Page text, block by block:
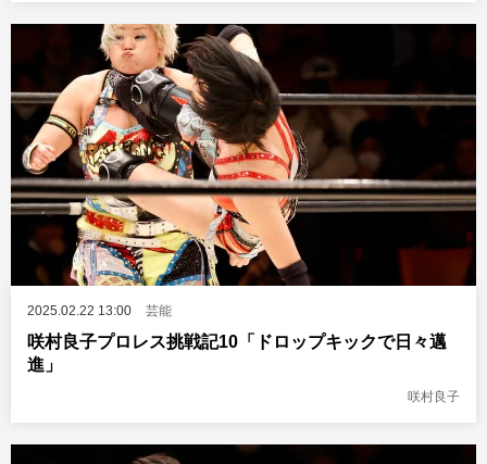
2025.02.22 13:00 芸能
咲村良子プロレス挑戦記10「ドロップキックで日々邁
進」
咲村良子